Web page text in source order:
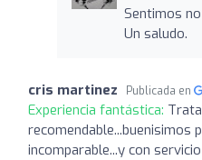
Sentimos
Un saludo.
cris martinez Publicada en
Experiencia fantástica:
recomendable...buenisimos
incomparable...y con